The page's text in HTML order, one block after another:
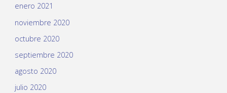
enero 2021
noviembre 2020
octubre 2020
septiembre 2020
agosto 2020
julio 2020